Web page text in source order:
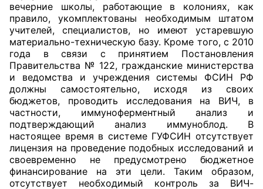
Документы ОП КО
Регламент ОП КО
Кодекс этики ОП КО
Положения
Соглашения
Рекомендации
Порядок работы ЦОН
вечерние школы, работающие в колониях, как
правило, укомплектованы необходимым штатом
учителей, специалистов, но имеют устаревшую
материально-техническую базу. Кроме того, с 2010
года в связи с принятием Постановления
Правительства № 122, гражданские министерства
и ведомства и учреждения системы ФСИН РФ
должны самостоятельно, исходя из своих
бюджетов, проводить исследования на ВИЧ, в
частности, иммуноферментный анализ и
подтверждающий анализ иммуноблод. В
настоящее время в системе ГУФСИН отсутствует
лицензия на проведение подобных исследований и
своевременно не предусмотрено бюджетное
финансирование на эти цели. Таким образом,
отсутствует необходимый контроль за ВИЧ-